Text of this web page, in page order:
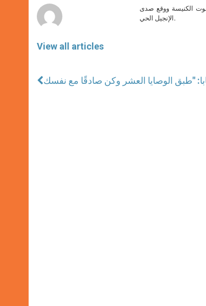
View all articles
الكنيسة ووقع صدى
الإنجيل الحي.